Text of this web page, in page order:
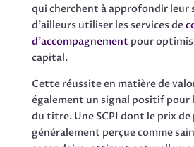
qui cherchent à approfondir leur
d’ailleurs utiliser les services de
d’accompagnement pour
capital.
Cette réussite en matière de
également un signal positif
du titre. Une SCPI dont le prix
généralement perçue comme